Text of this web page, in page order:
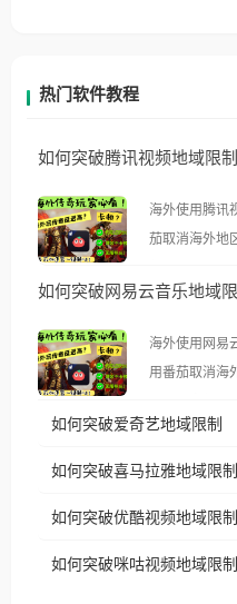
热门软件教程
如何突破腾讯视频地域限制
海外使用腾讯
茄取消海外地区限制。 当在海外打
示语。 海外用户如香港、澳门、台湾、美国、加拿
像其他音乐平
仅能在中国大陆地区播放。
台湾、美国、
权限制所困扰。
如何突破网易云音乐地域
海外使用网易
用番茄取消海外地区限制
播放”的提示语。 海外用户如香港、澳门、台
制问题，且仅能在
户收听网易云
如何突破爱奇艺地域限制
如何突破喜马拉雅地域限制
如何突破优酷视频地域限制
如何突破咪咕视频地域限制